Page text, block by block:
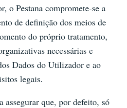
o Pestana compromete-se a
de definição dos meios de
do próprio tratamento,
necessárias e
Dados do Utilizador e ao
legais.
assegurar que, por defeito, só